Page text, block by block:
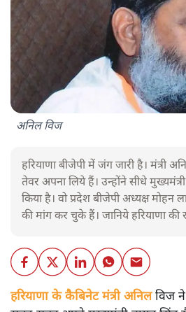
अनिल विज
हरियाणा बीजेपी में जंग जारी है। मंत्री
तेवर अपना लिये हैं। उन्होंने सीधे
किया है। वो प्रदेश बीजेपी अध्यक्ष मोहन
की मांग कर चुके हैं। जानिये हरियाणा की
हरियाणा के कैबिनेट मंत्री अनिलविज ने